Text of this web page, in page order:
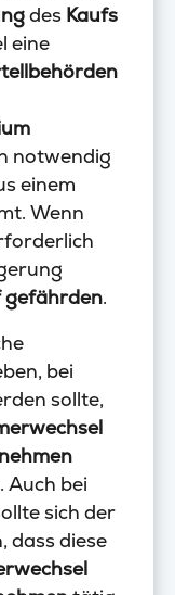
des Kaufs
eine
notwendig
einem
Wenn
gefährden.
bei
sollte,
Auch bei
sich der
dass diese